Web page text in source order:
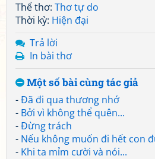
Thể thơ: Thơ tự do
Thời kỳ: Hiện đại
Trả lời
In bài thơ
Một số bài cùng tác giả
-Đã đi qua thương nhớ
- Bởi vì không thể quên...
-Đừng trách
- Nếu không muốn đi hết con
- Khi ta mỉm cười và nói...